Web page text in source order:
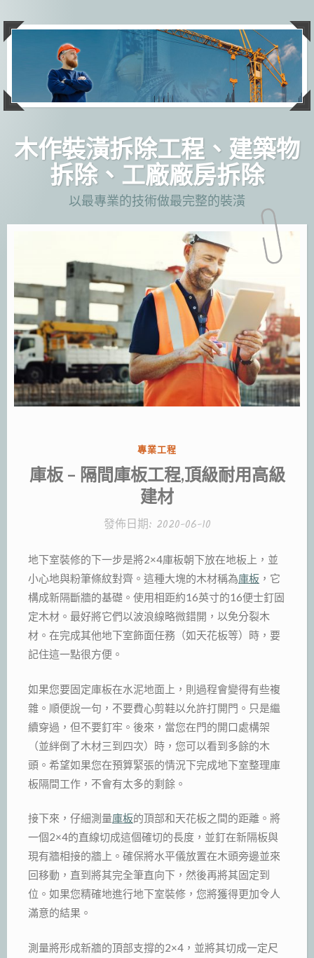
主
木作裝潢拆除工程、建築物
拆除、工廠廠房拆除
以最專業的技術做最完整的裝潢
分
類:
專業工程
庫板 – 隔間庫板工程,頂級耐用高級
建材
發佈日期: 2020-06-10
地下室裝修的下一步是將2×4庫板朝下放在地板上，並
小心地與粉筆條紋對齊。這種大塊的木材稱為庫板 ，它
構成新隔斷牆的基礎。使用相距約16英寸的16便士釘固
定木材。最好將它們以波浪線略微錯開，以免分裂木
材。在完成其他地下室飾面任務（如天花板等）時，要
記住這一點很方便。
如果您要固定庫板在水泥地面上，則過程會變得有些複
雜。順便說一句，不要費心剪鞋以允許打開門。只是繼
續穿過，但不要釘牢。後來，當您在門的開口處構架
（並絆倒了木材三到四次）時，您可以看到多餘的木
頭。希望如果您在預算緊張的情況下完成地下室整理庫
板隔間工作，不會有太多的剩餘。
接下來，仔細測量庫板的頂部和天花板之間的距離。將
一個2×4的直線切成這個確切的長度，並釘在新隔板與
現有牆相接的牆上。確保將水平儀放置在木頭旁邊並來
回移動，直到將其完全筆直向下，然後再將其固定到
位。如果您精確地進行地下室裝修，您將獲得更加令人
滿意的結果。
測量將形成新牆的頂部支撐的2×4，並將其切成一定尺